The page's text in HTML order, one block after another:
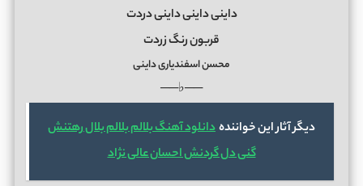
داینی داینی داینی دردت
قربون رنگ زردت
محسن اسفندیاری داینی
──♭──
دیگر آثار این خوانندهدانلود آهنگ بلالم بلالم بلال رهتنش
گنی دل گردنش احسان عالی نژاد